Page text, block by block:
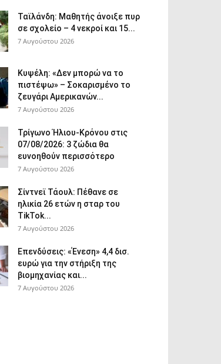
Ταϊλάνδη: Μαθητής άνοιξε πυρ
σε σχολείο – 4 νεκροί και 15...
7 Αυγούστου 2026
Κυψέλη: «Δεν μπορώ να το
πιστέψω» – Σοκαρισμένο το
ζευγάρι Αμερικανών...
7 Αυγούστου 2026
Τρίγωνο Ήλιου-Κρόνου στις
07/08/2026: 3 ζώδια θα
ευνοηθούν περισσότερο
7 Αυγούστου 2026
Σίντνεϊ Τάουλ: Πέθανε σε
ηλικία 26 ετών η σταρ του
TikTok...
7 Αυγούστου 2026
Επενδύσεις: «Ένεση» 4,4 δισ.
ευρώ για την στήριξη της
βιομηχανίας και...
7 Αυγούστου 2026